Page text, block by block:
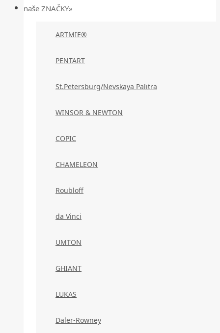
naše ZNAČKY»
ARTMIE®
PENTART
St.Petersburg/Nevskaya Palitra
WINSOR & NEWTON
COPIC
CHAMELEON
Roubloff
da Vinci
UMTON
GHIANT
LUKAS
Daler-Rowney